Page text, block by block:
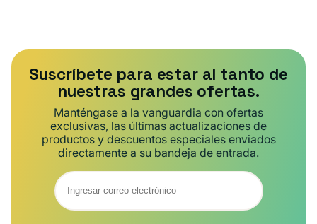
Suscríbete para estar al tanto de
nuestras grandes ofertas.
Manténgase a la vanguardia con ofertas
exclusivas, las últimas actualizaciones de
productos y descuentos especiales enviados
directamente a su bandeja de entrada.